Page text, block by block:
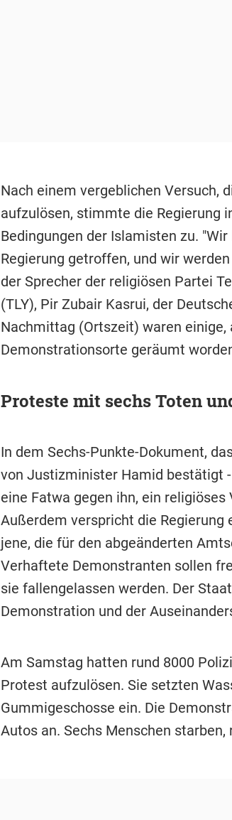
Nach einem vergeblichen Versuch,
aufzulösen, stimmte die Regierung
Bedingungen der Islamisten zu.
Regierung getroffen, und wir
der Sprecher der religiösen Partei
(TLY), Pir Zubair Kasrui, der
Nachmittag (Ortszeit) waren einige,
Demonstrationsorte geräumt
Proteste mit sechs Toten
In dem Sechs-Punkte-Dokument,
von Justizminister Hamid bestätigt
eine Fatwa gegen ihn, ein
Außerdem verspricht die Regierung
jene, die für den abgeänderten
Verhaftete Demonstranten sollen
sie fallengelassen werden. Der
Demonstration und der
Am Samstag hatten rund 8000
Protest aufzulösen. Sie setzten
Gummigeschosse ein. Die
Autos an. Sechs Menschen